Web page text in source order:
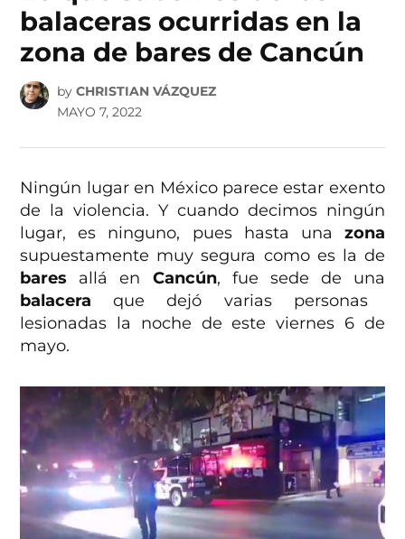
balaceras ocurridas en la
zona de bares de Cancún
by CHRISTIAN VÁZQUEZ
MAYO 7, 2022
Ningún lugar en México parece estar exento
de la violencia. Y cuando decimos ningún
lugar, es ninguno, pues hasta una zona
supuestamente muy segura como es la de
bares allá en Cancún, fue sede de una
balaceraque dejó varias personas
lesionadas la noche de este viernes 6 de
mayo.